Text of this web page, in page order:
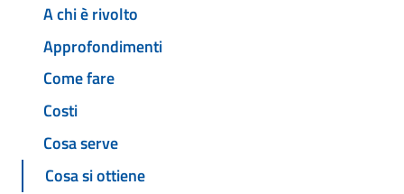
A chi è rivolto
Approfondimenti
Come fare
Costi
Cosa serve
Cosa si ottiene